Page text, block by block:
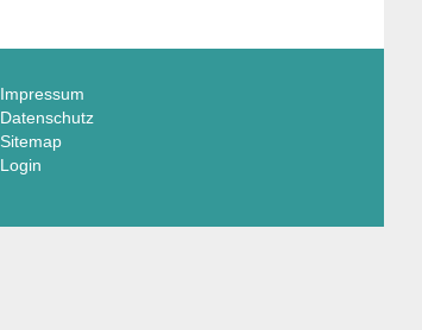
Impressum
Datenschutz
Sitemap
Login